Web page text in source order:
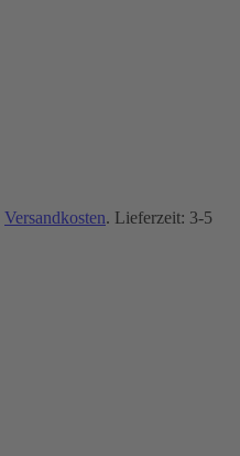
Versandkosten. Lieferzeit: 3-5